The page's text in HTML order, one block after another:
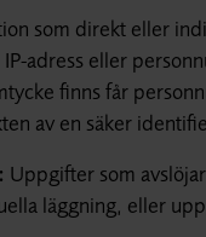
som direkt eller
adress eller
finns får
av en säker
Uppgifter som
läggning, eller